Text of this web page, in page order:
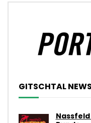
GITSCHTAL NEWS